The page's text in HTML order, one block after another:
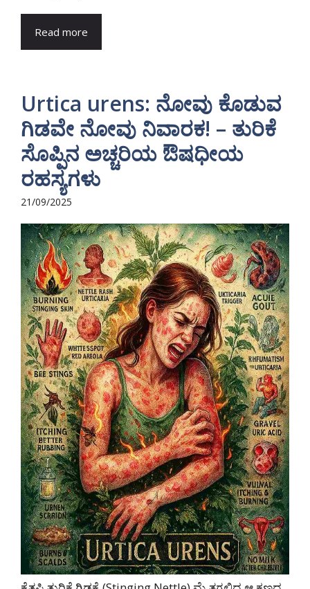
Read more
Urtica urens: ನೋವು ಕೊಡುವ
ಗಿಡವೇ ನೋವು ನಿವಾರಕ! – ತುರಿಕೆ
ಸೊಪ್ಪಿನ ಅಚ್ಚರಿಯ ಔಷಧೀಯ
ರಹಸ್ಯಗಳು
21/09/2025